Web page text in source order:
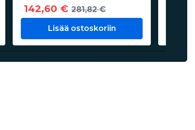
142,60 € 281,82 €
Lisää ostoskoriin